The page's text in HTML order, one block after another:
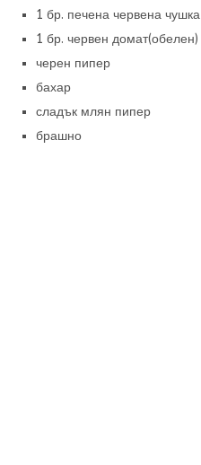
1 бр. печена червена чушка
1 бр. червен домат(обелен)
черен пипер
бахар
сладък млян пипер
брашно